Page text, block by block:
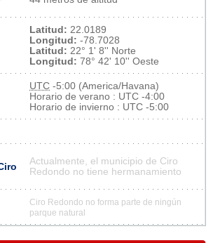
Latitud: 22.0189
Longitud: -78.7028
Latitud: 22° 1' 8'' Norte
Longitud: 78° 42' 10'' Oeste
UTC -5:00 (America/Havana)
Horario de verano : UTC -4:00
Horario de invierno : UTC -5:00
Actualmente, el municipio de Ciro
Redondo no tiene hermanamiento
Ciro Redondo no forma parte de ningún
parque natural